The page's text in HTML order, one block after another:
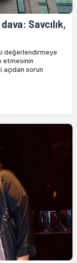
Savcılık,
değerlendirmeye
etmesinin
sorun